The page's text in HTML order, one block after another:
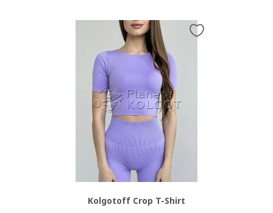
Kolgotoff Crop T-Shirt